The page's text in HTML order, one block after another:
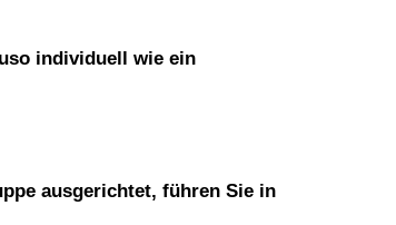
individuell wie ein
ausgerichtet, führen Sie in